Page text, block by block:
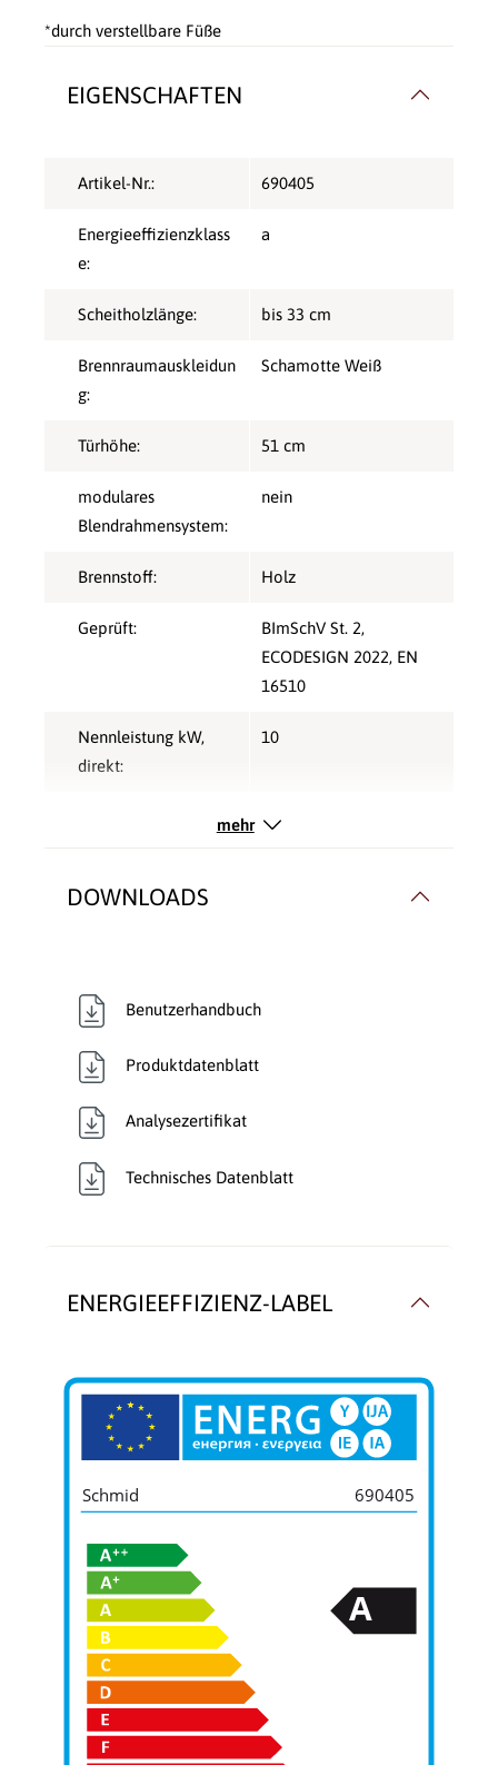
*durch verstellbare Füße
EIGENSCHAFTEN
Artikel-Nr.: 690405
Energieeffizienzklass
e:
a
Scheitholzlänge: bis 33 cm
Brennraumauskleidun
g:
Schamotte Weiß
Türhöhe: 51 cm
modulares
Blendrahmensystem:
nein
Brennstoff: Holz
Geprüft: BImSchV St. 2,
ECODESIGN 2022, EN
16510
Nennleistung kW,
direkt:
10
Hinten
Verglasung:
Wärmetransport:
mehr
DOWNLOADS
Benutzerhandbuch
Produktdatenblatt
Analysezertifikat
Technisches Datenblatt
ENERGIEEFFIZIENZ-LABEL
Schmid 690405
A